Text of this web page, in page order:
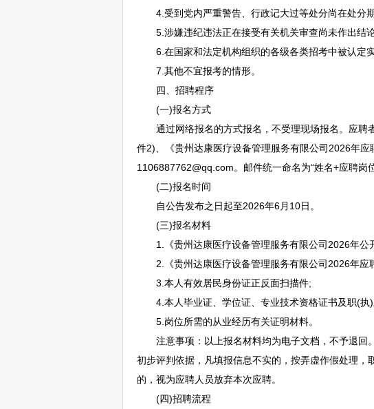
4.受到党内严重警告、行政记大过等处分尚在处分
5.涉嫌违纪违法正在接受有关机关审查尚未作出结
6.在国家和法定机构组织的各级各类招考中被认定
7.其他不宜报考的情形。
四、 招聘程序
(一)报名方式
通过网络报名的方式报名，不受理现场报名。应聘
件2)、《贵州达康医疗设备管理服务有限公司2026年
1106887762@qq.com。邮件统一命名为“姓名+应聘岗
(二)报名时间
自公告发布之日起至2026年6月10日。
(三)报名材料
1.《贵州达康医疗设备管理服务有限公司2026年公
2.《贵州达康医疗设备管理服务有限公司2026年应
3.本人有效居民身份证正反面扫描件;
4.本人毕业证、学位证、专业技术资格证书及职(执)
5.岗位所需的从业经历有关证明材料。
注意事项：以上报名材料均为电子文档，不予退回
初步评判依据，凡填报信息不实的，按弄虚作假处理
的，视为应聘人员放弃本次应聘。
(四)招聘流程